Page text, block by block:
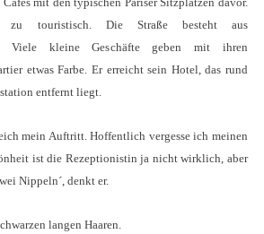
touristisch. Die Straße besteht aus
Viele kleine Geschäfte geben mit ihren
etwas Farbe. Er erreicht sein Hotel, das rund
entfernt liegt.
mein Auftritt. Hoffentlich vergesse ich meinen
ist die Rezeptionistin ja nicht wirklich, aber
Nippeln´, denkt er.
langen Haaren.